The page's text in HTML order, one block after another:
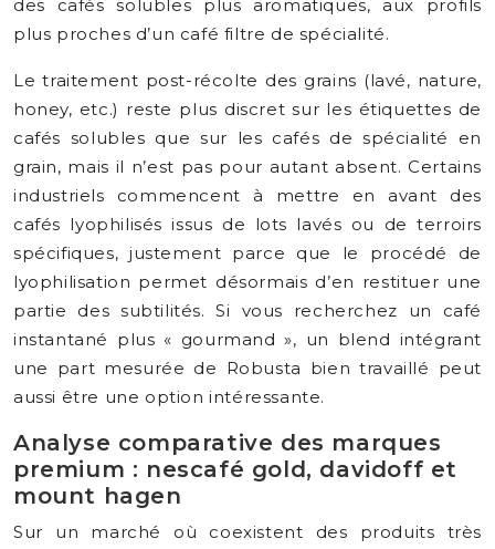
des cafés solubles plus aromatiques, aux profils
plus proches d’un café filtre de spécialité.
Le traitement post-récolte des grains (lavé, nature,
honey, etc.) reste plus discret sur les étiquettes de
cafés solubles que sur les cafés de spécialité en
grain, mais il n’est pas pour autant absent. Certains
industriels commencent à mettre en avant des
cafés lyophilisés issus de lots lavés ou de terroirs
spécifiques, justement parce que le procédé de
lyophilisation permet désormais d’en restituer une
partie des subtilités. Si vous recherchez un café
instantané plus « gourmand », un blend intégrant
une part mesurée de Robusta bien travaillé peut
aussi être une option intéressante.
Analyse comparative des marques
premium : nescafé gold, davidoff et
mount hagen
Sur un marché où coexistent des produits très